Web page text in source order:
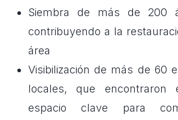
Siembra de más de 200
contribuyendo a la
área
Visibilización de más de 60
locales, que
espacio clave para